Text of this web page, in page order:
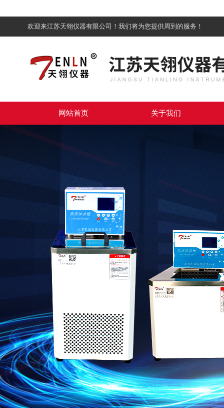
欢迎来江苏天翎仪器有限公司！我们将为您提供周到的服务！
网站首页 关于我们